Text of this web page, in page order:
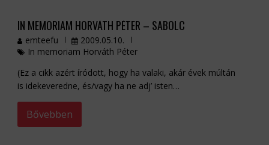
IN MEMORIAM HORVÁTH PÉTER – SABOLC
emteefu
2009.05.10.
In memoriam Horváth Péter
(Ez a cikk azért íródott, hogy ha valaki, akár évek múltán
is idekeveredne, és/vagy ha ne adj’ isten…
Bővebben